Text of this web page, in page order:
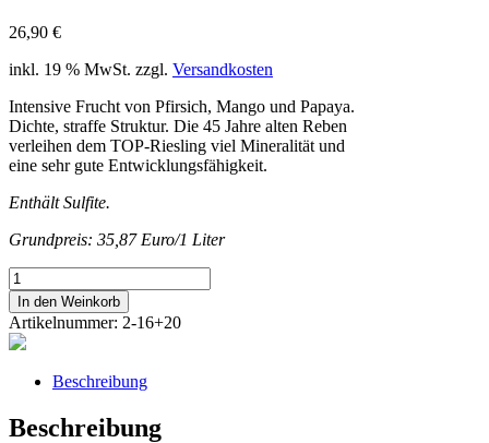
26,90 €
inkl. 19 % MwSt. zzgl. Versandkosten
Intensive Frucht von Pfirsich, Mango und Papaya.
Dichte, straffe Struktur. Die 45 Jahre alten Reben
verleihen dem TOP-Riesling viel Mineralität und
eine sehr gute Entwicklungsfähigkeit.
Enthält Sulfite.
Grundpreis: 35,87 Euro/1 Liter
2020erRIESLING
SLGroßheppacher
Steingrübletrocken2.
Platz
Lagencupmit
Menge
In den Weinkorb
Artikelnummer: 2-16+20
Beschreibung
Beschreibung